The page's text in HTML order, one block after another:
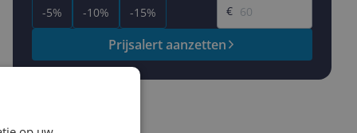
-5% -10% -15%
€
Prijsalert aanzetten